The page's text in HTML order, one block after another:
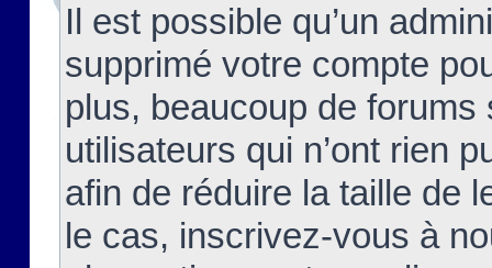
Il est possible qu’un
supprimé votre compte
plus, beaucoup de
utilisateurs qui n’ont rien
afin de réduire la taille de
le cas, inscrivez-vous à